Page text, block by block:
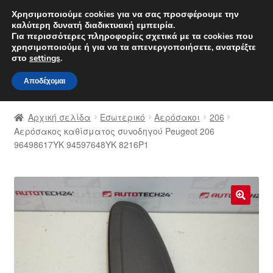
ΑΠΟΣΤΟΛΗ από 7 EUR
Δευτέρα-Παρ. 9 π.μ. - 4 μ.μ.
Απευθείας
μετάβαση
στην
πλοήγηση
Μετάβαση
σε
περιεχόμενο
Αρχική
Διαδικασία Παραπόνων
Καροτσάκι
Ο λογαριασμός μου
Αρχική σελίδα Εσωτερικό Αερόσακοι
206
Αερόσακος καθίσματος συνοδηγού Peugeot 206
96498617YK 94597648YK 8216P1
🔍
Χρησιμοποιούμε cookies για να σας προσφέρουμε την
καλύτερη δυνατή διαδικτυακή εμπειρία.
Για περισσότερες πληροφορίες σχετικά με τα cookies που
χρησιμοποιούμε ή για να τα απενεργοποιήσετε, ανατρέξτε
στο settings.
Αποδέχομαι